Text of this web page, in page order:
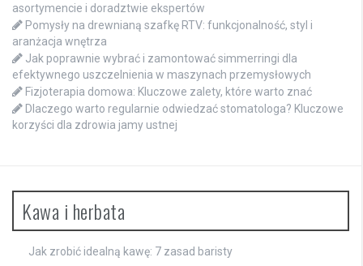
asortymencie i doradztwie ekspertów
Pomysły na drewnianą szafkę RTV: funkcjonalność, styl i
aranżacja wnętrza
Jak poprawnie wybrać i zamontować simmerringi dla
efektywnego uszczelnienia w maszynach przemysłowych
Fizjoterapia domowa: Kluczowe zalety, które warto znać
Dlaczego warto regularnie odwiedzać stomatologa? Kluczowe
korzyści dla zdrowia jamy ustnej
Kawa i herbata
Jak zrobić idealną kawę: 7 zasad baristy